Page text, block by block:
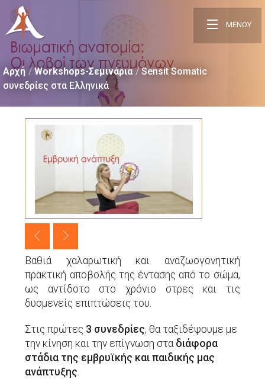
ΜΕΝΟΥ
Αρχή Workshops-Σεμινάρια Sensit Somatic
συνεδρίες στα Ελληνικά
Βαθιά χαλαρωτική και αναζωογονητική
πρακτική αποβολής της έντασης από το σώμα,
ως αντίδοτο στο χρόνιο στρες και τις
δυσμενείς επιπτώσεις του.
Στις πρώτες 3 συνεδρίες, θα ταξιδέψουμε με
την κίνηση και την επίγνωση στα διάφορα
στάδια της εμβρυϊκής και παιδικής μας
ανάπτυξης.